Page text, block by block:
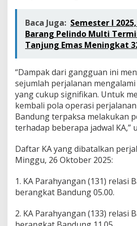
Baca Juga: Semester I
Barang Pelindo Multi
Tanjung Emas Meningkat
“Dampak dari gangguan ini
sejumlah perjalanan
yang cukup signifikan. Untuk
kembali pola operasi
Bandung terpaksa melakukan
terhadap beberapa jadwal KA,”
Daftar KA yang dibatalkan
Minggu, 26 Oktober 2025:
1. KA Parahyangan (131) relasi
berangkat Bandung 05.00.
2. KA Parahyangan (133) relasi